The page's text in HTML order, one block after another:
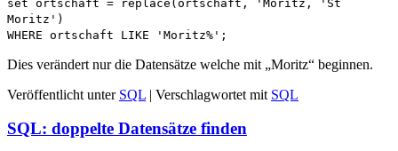
set ortschaft = replace(ortschaft, 'Moritz, 'St
Moritz')
WHERE ortschaft LIKE 'Moritz%';
Dies verändert nur die Datensätze welche mit „Moritz“ beginnen.
Veröffentlicht unter SQL | Verschlagwortet mit SQL
SQL: doppelte Datensätze finden